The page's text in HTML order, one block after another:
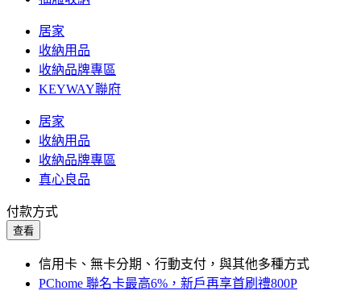
居家
收納用品
收納品牌專區
KEYWAY聯府
居家
收納用品
收納品牌專區
真心良品
付款方式
查看
信用卡、無卡分期、行動支付，與其他多種方式
PChome 聯名卡最高6%，新戶再享首刷禮800P